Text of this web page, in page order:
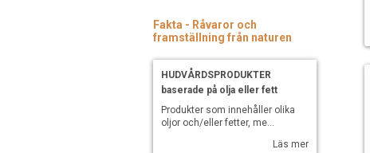
Fakta - Råvaror och
framställning från naturen
HUDVÅRDSPRODUKTER
baserade på olja eller fett
Produkter som innehåller olika
oljor och/eller fetter, me...
Läs mer